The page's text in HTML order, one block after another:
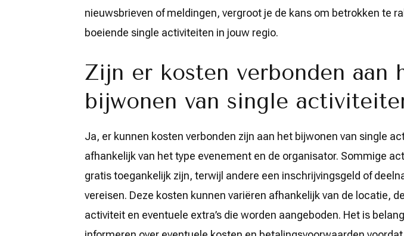
nieuwsbrieven of meldingen, vergroot je de kans om betrokken te
boeiende single activiteiten in jouw regio.
Zijn er kosten verbonden aan
bijwonen van single
Ja, er kunnen kosten verbonden zijn aan het bijwonen van single
afhankelijk van het type evenement en de organisator. Sommige
gratis toegankelijk zijn, terwijl andere een inschrijvingsgeld of
vereisen. Deze kosten kunnen variëren afhankelijk van de locatie,
activiteit en eventuele extra’s die worden aangeboden. Het is